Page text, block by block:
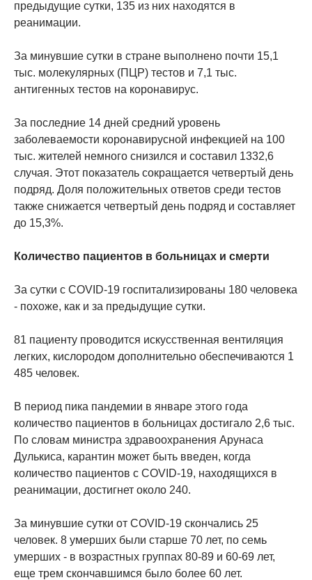
предыдущие сутки, 135 из них находятся в
реанимации.
За минувшие сутки в стране выполнено почти 15,1
тыс. молекулярных (ПЦР) тестов и 7,1 тыс.
антигенных тестов на коронавирус.
За последние 14 дней средний уровень
заболеваемости коронавирусной инфекцией на 100
тыс. жителей немного снизился и составил 1332,6
случая. Этот показатель сокращается четвертый день
подряд. Доля положительных ответов среди тестов
также снижается четвертый день подряд и составляет
до 15,3%.
Количество пациентов в больницах и смерти
За сутки с COVID-19 госпитализированы 180 человека
- похоже, как и за предыдущие сутки.
81 пациенту проводится искусственная вентиляция
легких, кислородом дополнительно обеспечиваются 1
485 человек.
В период пика пандемии в январе этого года
количество пациентов в больницах достигало 2,6 тыс.
По словам министра здравоохранения Арунаса
Дулькиса, карантин может быть введен, когда
количество пациентов с COVID-19, находящихся в
реанимации, достигнет около 240.
За минувшие сутки от COVID-19 скончались 25
человек. 8 умерших были старше 70 лет, по семь
умерших - в возрастных группах 80-89 и 60-69 лет,
еще трем скончавшимся было более 60 лет.